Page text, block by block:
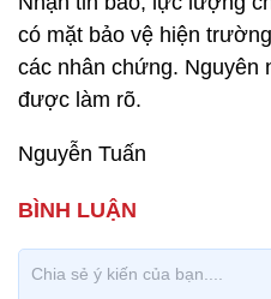
có mặt bảo vệ hiện
các nhân chứng. Nguyên
được làm rõ.
Nguyễn Tuấn